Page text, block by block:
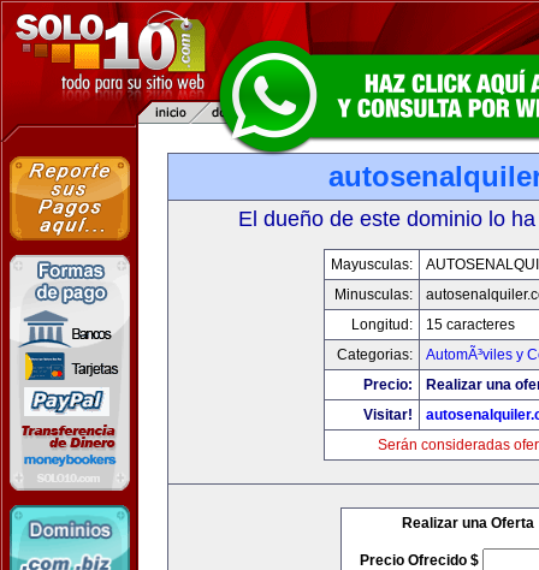
El dueño de este dominio lo
Mayusculas:
Minusculas:
Longitud:
15 caracteres
Categorias:
AutomÃ³viles y
Precio:
Realizar una
Visitar!
Serán consideradas
Realizar una Oferta
Precio Ofrecido $